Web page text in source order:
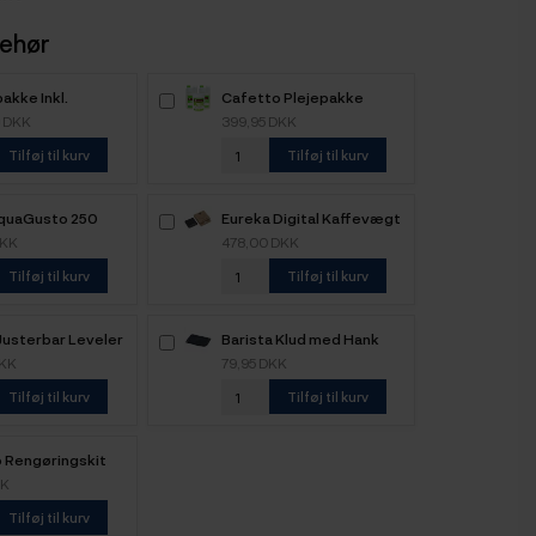
Inkl.
Tilføj til kurv
Cafetto Plejepakke
Organisk
399,95 DKK
Tilføj til kurv
250
Tilføj til kurv
Eureka Digital Kaffevægt
Precisa
478,00 DKK
Tilføj til kurv
Leveler
Tilføj til kurv
Barista Klud med Hank
Sort
79,95 DKK
Tilføj til kurv
Tilføj til kurv